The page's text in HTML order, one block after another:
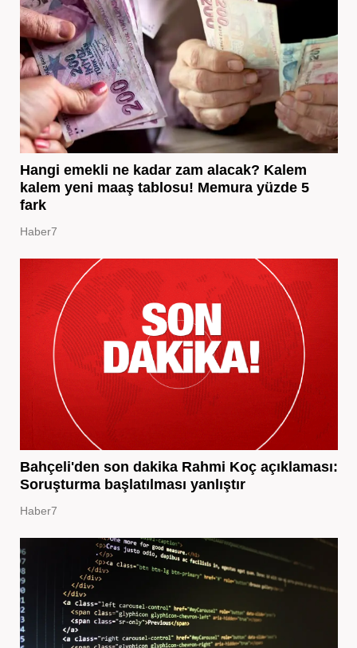
Hangi emekli ne kadar zam alacak? Kalem
kalem yeni maaş tablosu! Memura yüzde 5
fark
Haber7
Bahçeli'den son dakika Rahmi Koç açıklaması:
Soruşturma başlatılması yanlıştır
Haber7